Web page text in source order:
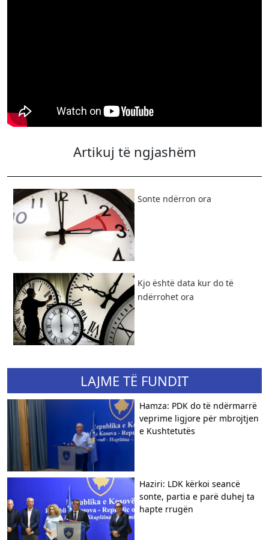
Artikuj të ngjashëm
​Sonte ndërron ora
Kjo është data kur do të
ndërrohet ora
LAJME TË FUNDIT
Hamza: PDK do të ndërmarrë
veprime ligjore për mbrojtjen
e Kushtetutës
Haziri: LDK kërkoi seancë
sonte, partia e parë duhej ta
hapte rrugën